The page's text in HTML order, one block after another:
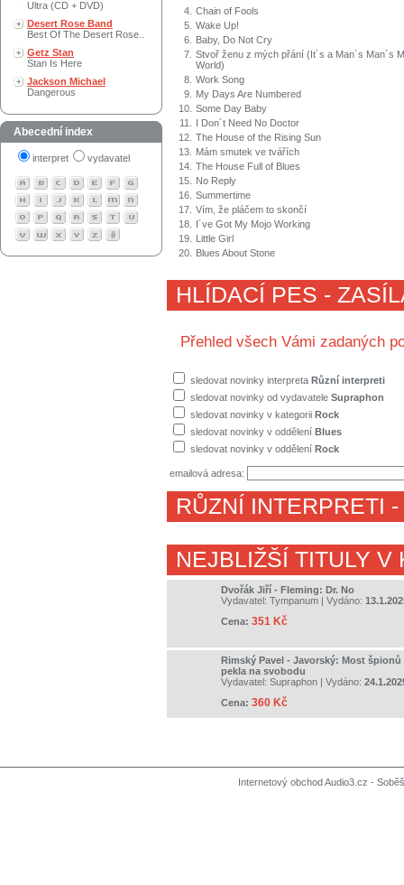
Ultra (CD + DVD)
Desert Rose Band
Best Of The Desert Rose..
Getz Stan
Stan Is Here
Jackson Michael
Dangerous
Abecední index
interpret vydavatel
4. Chain of Fools
5. Wake Up!
6.
Baby, Do Not Cry
7. Stvoř ženu z mých přání (It´s a Man´s Man´s
World)
8. Work Song
9.
My Days Are Numbered
10. Some Day Baby
11.
I Don´t Need No Doctor
12. The House of the Rising Sun
13.
Mám smutek ve tvářích
14. The House Full of Blues
15.
No Reply
16. Summertime
17. Vím, že pláčem to skončí
18.
I´ve Got My Mojo Working
19.
Little Girl
20.
Blues About Stone
HLÍDACÍ PES -
Přehled všech Vámi zadaných
sledovat novinky interpreta Různí interpreti
sledovat novinky od vydavatele Supraphon
sledovat novinky v kategorii Rock
sledovat novinky v oddělení Blues
sledovat novinky v oddělení Rock
emailová adresa:
RŮZNÍ INTERPRETI -
NEJBLIŽŠÍ TITULY V
Dvořák Jiří - Fleming: Dr. No
Vydavatel: Tympanum | Vydáno:
Cena: 351 Kč
Rimský Pavel - Javorský: Most špionů
pekla na svobodu
Vydavatel: Supraphon | Vydáno:
Cena: 360 Kč
Internetový obchod Audio3.cz -